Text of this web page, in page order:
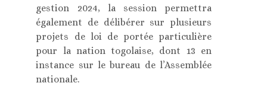
gestion 2024, la session permettra
également de délibérer sur plusieurs
projets de loi de portée particulière
pour la nation togolaise, dont 13 en
instance sur le bureau de l’Assemblée
nationale.